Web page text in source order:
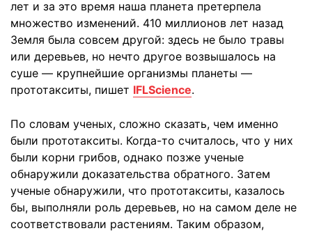
лет и за это время наша планета претерпела
множество изменений. 410 миллионов лет назад
Земля была совсем другой: здесь не было травы
или деревьев, но нечто другое возвышалось на
суше — крупнейшие организмы планеты —
прототакситы, пишет IFLScience.
По словам ученых, сложно сказать, чем именно
были прототакситы. Когда-то считалось, что у них
были корни грибов, однако позже ученые
обнаружили доказательства обратного. Затем
ученые обнаружили, что прототакситы, казалось
бы, выполняли роль деревьев, но на самом деле не
соответствовали растениям. Таким образом,